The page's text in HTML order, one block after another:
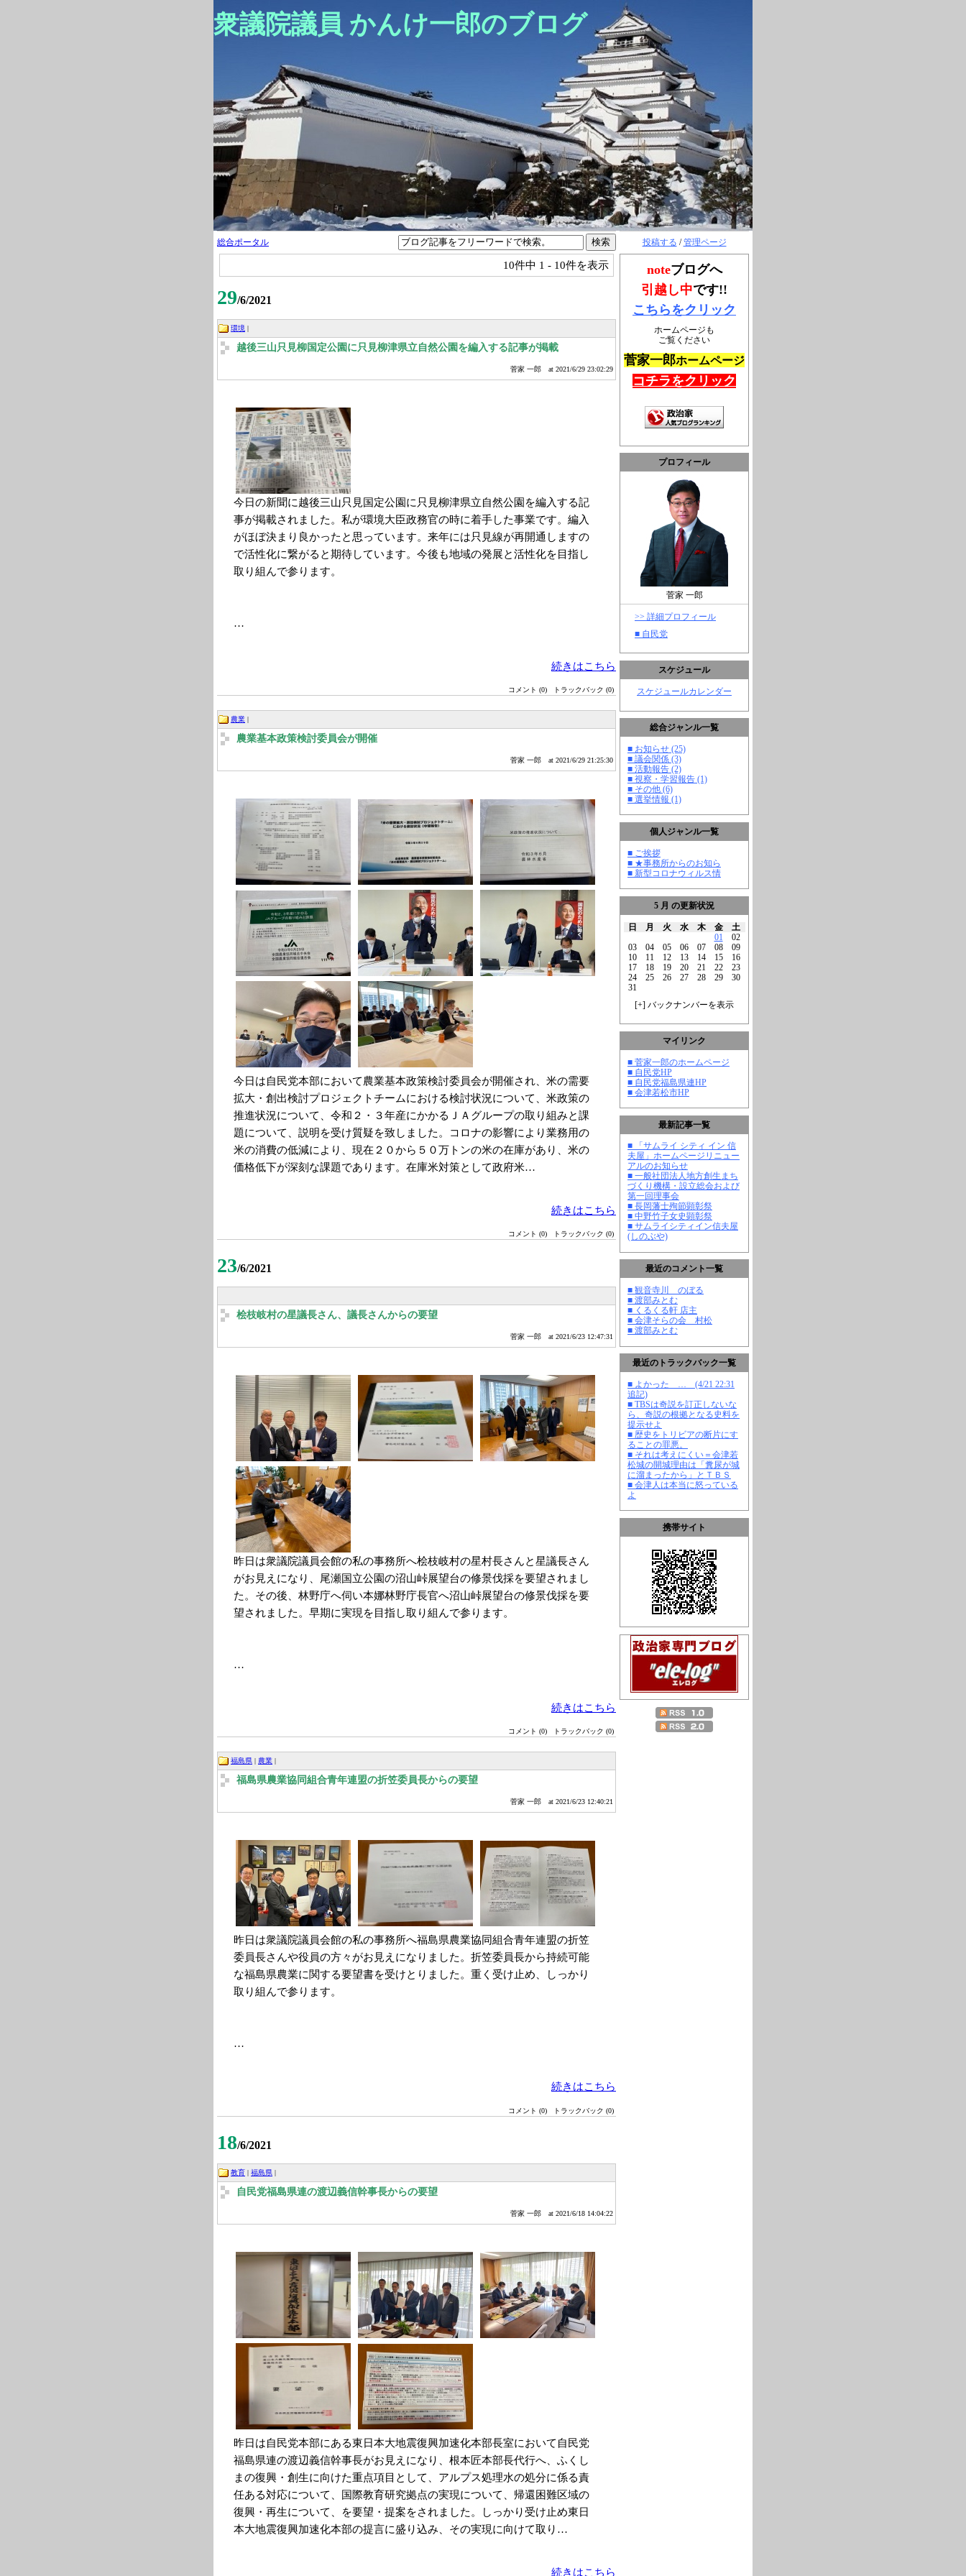
衆議院議員 かんけ一郎のブログ
投稿する /管理ページ
noteブログへ
引越し中です!!
こちらをクリック
ホームページも
ご覧ください
菅家一郎ホームページ
コチラをクリック
プロフィール
菅家 一郎
>> 詳細プロフィール
■ 自民党
スケジュール
スケジュールカレンダー
総合ジャンル一覧
■ お知らせ (25)
■ 議会関係 (3)
■ 活動報告 (2)
■ 視察・学習報告 (1)
■ その他 (6)
■ 選挙情報 (1)
個人ジャンル一覧
■ ご挨拶
■ ★事務所からのお知ら
■ 新型コロナウィルス情
5 月 の更新状況
日 月 火 水 木 金
土
01
02
03
04 05 06 07 08
09
10
11 12 13 14 15
16
17
18 19 20 21 22
23
24
25 26 27 28 29
30
31
[+] バックナンバーを表示
マイリンク
■ 菅家一郎のホームページ
■ 自民党HP
■ 自民党福島県連HP
■ 会津若松市HP
最新記事一覧
■ 「サムライ シティ イン 信
夫屋」ホームページリニュー
アルのお知らせ
■ 一般社団法人地方創生まち
づくり機構・設立総会および
第一回理事会
■ 長岡藩士殉節顕彰祭
■ 中野竹子女史顕彰祭
■ サムライシティイン信夫屋
(しのぶや)
最近のコメント一覧
■ 観音寺川 のぼる
■ 渡部みとむ
■ くるくる軒 店主
■ 会津そらの会 村松
■ 渡部みとむ
最近のトラックバック一覧
■ よかった … (4/21 22:31
追記)
■ TBSは奇説を訂正しないな
ら、奇説の根拠となる史料を
提示せよ
■ 歴史をトリビアの断片にす
ることの罪悪。
■ それは考えにくい＝会津若
松城の開城理由は「糞尿が城
に溜まったから」とＴＢＳ
■ 会津人は本当に怒っている
よ
携帯サイト
総合ポータル
10件中 1 - 10件を表示
29/6/2021
環境 |
越後三山只見柳国定公園に只見柳津県立自然公園を編入する記事が掲載
菅家 一郎 at 2021/6/29 23:02:29
今日の新聞に越後三山只見国定公園に只見柳津県立自然公園を編入する記
事が掲載されました。私が環境大臣政務官の時に着手した事業です。編入
がほぼ決まり良かったと思っています。来年には只見線が再開通しますの
で活性化に繋がると期待しています。今後も地域の発展と活性化を目指し
取り組んで参ります。
…
続きはこちら
コメント (0) トラックバック (0)
農業 |
農業基本政策検討委員会が開催
菅家 一郎 at 2021/6/29 21:25:30
今日は自民党本部において農業基本政策検討委員会が開催され、米の需要
拡大・創出検討プロジェクトチームにおける検討状況について、米政策の
推進状況について、令和２・３年産にかかるＪＡグループの取り組みと課
題について、説明を受け質疑を致しました。コロナの影響により業務用の
米の消費の低減により、現在２０から５０万トンの米の在庫があり、米の
価格低下が深刻な課題であります。在庫米対策として政府米…
続きはこちら
コメント (0) トラックバック (0)
23/6/2021
桧枝岐村の星議長さん、議長さんからの要望
菅家 一郎 at 2021/6/23 12:47:31
昨日は衆議院議員会館の私の事務所へ桧枝岐村の星村長さんと星議長さん
がお見えになり、尾瀬国立公園の沼山峠展望台の修景伐採を要望されまし
た。その後、林野庁へ伺い本娜林野庁長官へ沼山峠展望台の修景伐採を要
望されました。早期に実現を目指し取り組んで参ります。
…
続きはこちら
コメント (0) トラックバック (0)
福島県 農業
福島県農業協同組合青年連盟の折笠委員長からの要望
菅家 一郎 at 2021/6/23 12:40:21
昨日は衆議院議員会館の私の事務所へ福島県農業協同組合青年連盟の折笠
委員長さんや役員の方々がお見えになりました。折笠委員長から持続可能
な福島県農業に関する要望書を受けとりました。重く受け止め、しっかり
取り組んで参ります。
…
続きはこちら
コメント (0) トラックバック (0)
18/6/2021
教育 | 福島県 |
自民党福島県連の渡辺義信幹事長からの要望
菅家 一郎 at 2021/6/18 14:04:22
昨日は自民党本部にある東日本大地震復興加速化本部長室において自民党
福島県連の渡辺義信幹事長がお見えになり、根本匠本部長代行へ、ふくし
まの復興・創生に向けた重点項目として、アルプス処理水の処分に係る責
任ある対応について、国際教育研究拠点の実現について、帰還困難区域の
復興・再生について、を要望・提案をされました。しっかり受け止め東日
本大地震復興加速化本部の提言に盛り込み、その実現に向けて取り…
続きはこちら